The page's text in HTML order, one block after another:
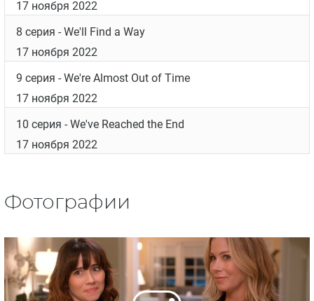
17 ноября 2022
8 серия - We'll Find a Way
17 ноября 2022
9 серия - We're Almost Out of Time
17 ноября 2022
10 серия - We've Reached the End
17 ноября 2022
Фотографии